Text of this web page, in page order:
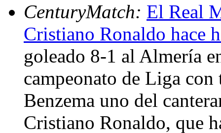
CenturyMatch: El Real
Cristiano Ronaldo hace
goleado 8-1 al Almería
campeonato de Liga con
Benzema uno del
Cristiano Ronaldo, que